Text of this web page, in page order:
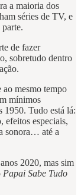
a maioria dos
séries de TV, e
de fazer
sobretudo dentro
mesmo tempo
mínimos
1950. Tudo está lá:
efeitos especiais,
sonora… até a
2020, mas sim
Papai Sabe Tudo